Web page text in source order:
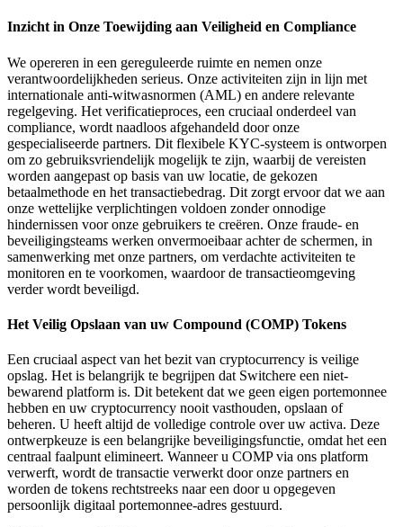
Inzicht in Onze Toewijding aan Veiligheid en Compliance
We opereren in een gereguleerde ruimte en nemen onze
verantwoordelijkheden serieus. Onze activiteiten zijn in lijn met
internationale anti-witwasnormen (AML) en andere relevante
regelgeving. Het verificatieproces, een cruciaal onderdeel van
compliance, wordt naadloos afgehandeld door onze
gespecialiseerde partners. Dit flexibele KYC-systeem is ontworpen
om zo gebruiksvriendelijk mogelijk te zijn, waarbij de vereisten
worden aangepast op basis van uw locatie, de gekozen
betaalmethode en het transactiebedrag. Dit zorgt ervoor dat we aan
onze wettelijke verplichtingen voldoen zonder onnodige
hindernissen voor onze gebruikers te creëren. Onze fraude- en
beveiligingsteams werken onvermoeibaar achter de schermen, in
samenwerking met onze partners, om verdachte activiteiten te
monitoren en te voorkomen, waardoor de transactieomgeving
verder wordt beveiligd.
Het Veilig Opslaan van uw Compound (COMP) Tokens
Een cruciaal aspect van het bezit van cryptocurrency is veilige
opslag. Het is belangrijk te begrijpen dat Switchere een niet-
bewarend platform is. Dit betekent dat we geen eigen portemonnee
hebben en uw cryptocurrency nooit vasthouden, opslaan of
beheren. U heeft altijd de volledige controle over uw activa. Deze
ontwerpkeuze is een belangrijke beveiligingsfunctie, omdat het een
centraal faalpunt elimineert. Wanneer u COMP via ons platform
verwerft, wordt de transactie verwerkt door onze partners en
worden de tokens rechtstreeks naar een door u opgegeven
persoonlijk digitaal portemonnee-adres gestuurd.